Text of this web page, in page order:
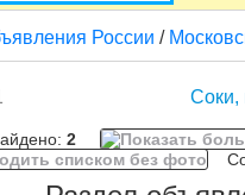
России /
Соки,
2